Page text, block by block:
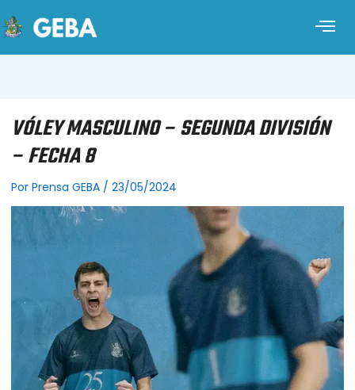
VÓLEY MASCULINO – SEGUNDA DIVISIÓN
– FECHA 8
Por Prensa GEBA / 23/05/2024